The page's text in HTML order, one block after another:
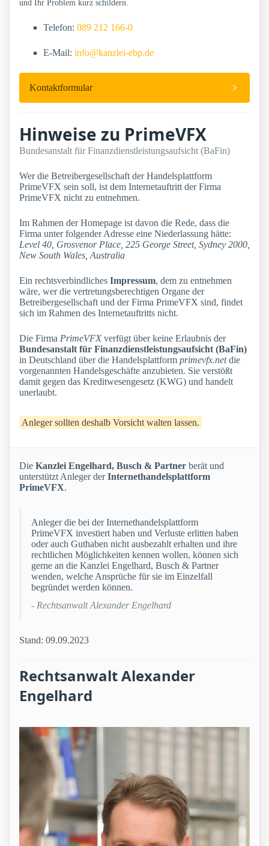
und Ihr Problem kurz schildern.
Telefon: 089 212 166-0
E-Mail: info@kanzlei-ebp.de
Kontaktformular
Hinweise zu PrimeVFX
Bundesanstalt für Finanzdienstleistungsaufsicht (BaFin)
Wer die Betreibergesellschaft der Handelsplattform
PrimeVFX sein soll, ist dem Internetauftritt der Firma
PrimeVFX nicht zu entnehmen.
Im Rahmen der Homepage ist davon die Rede, dass die
Firma unter folgender Adresse eine Niederlassung hätte:
Level 40, Grosvenor Place, 225 George Street, Sydney 2000,
New South Wales, Australia
Ein rechtsverbindliches Impressum, dem zu entnehmen
wäre, wer die vertretungsberechtigen Organe der
Betreibergesellschaft und der Firma PrimeVFX sind, findet
sich im Rahmen des Internetauftritts nicht.
Die Firma PrimeVFX verfügt über keine Erlaubnis der
Bundesanstalt für Finanzdienstleistungsaufsicht (BaFin)
in Deutschland über die Handelsplattform primevfx.netdie
vorgenannten Handelsgeschäfte anzubieten. Sie verstößt
damit gegen das Kreditwesengesetz (KWG) und handelt
unerlaubt.
Anleger sollten deshalb Vorsicht walten lassen.
Die Kanzlei Engelhard, Busch & Partner berät und
unterstützt Anleger derInternethandelsplattform
PrimeVFX.
Anleger die bei der Internethandelsplattform
PrimeVFX investiert haben und Verluste erlitten haben
oder auch Guthaben nicht ausbezahlt erhalten und ihre
rechtlichen Möglichkeiten kennen wollen, können sich
gerne an die Kanzlei Engelhard, Busch & Partner
wenden, welche Ansprüche für sie im Einzelfall
begründet werden können.
- Rechtsanwalt Alexander Engelhard
Stand: 09.09.2023
Rechtsanwalt Alexander
Engelhard